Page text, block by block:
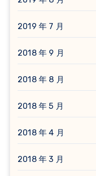
2019 年 7 月
2018 年 9 月
2018 年 8 月
2018 年 5 月
2018 年 4 月
2018 年 3 月